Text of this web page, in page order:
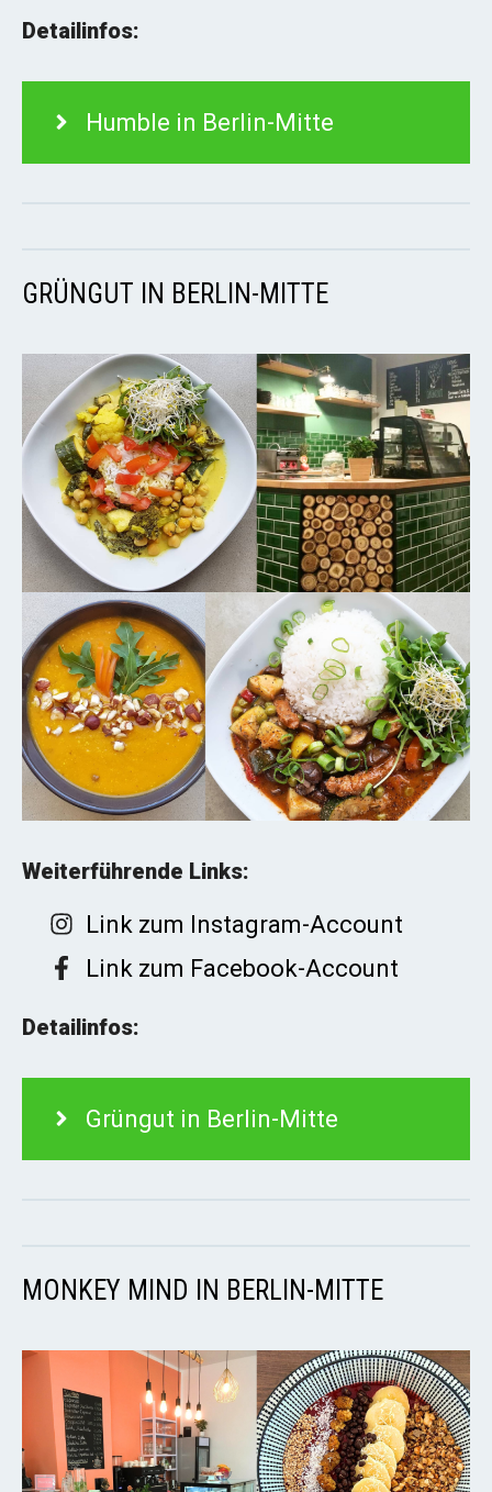
Detailinfos:
Humble in Berlin-Mitte
GRÜNGUT IN BERLIN-MITTE
Weiterführende Links:
Link zum Instagram-Account
Link zum Facebook-Account
Detailinfos:
Grüngut in Berlin-Mitte
MONKEY MIND IN BERLIN-MITTE